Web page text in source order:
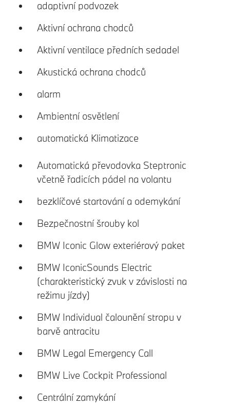
adaptivní podvozek
Aktivní ochrana chodců
Aktivní ventilace předních sedadel
Akustická ochrana chodců
alarm
Ambientní osvětlení
automatická Klimatizace
Automatická převodovka Steptronic
včetně řadicích pádel na volantu
bezklíčové startování a odemykání
Bezpečnostní šrouby kol
BMW Iconic Glow exteriérový paket
BMW IconicSounds Electric
(charakteristický zvuk v závislosti na
režimu jízdy)
BMW Individual čalounění stropu v
barvě antracitu
BMW Legal Emergency Call
BMW Live Cockpit Professional
Centrální zamykání